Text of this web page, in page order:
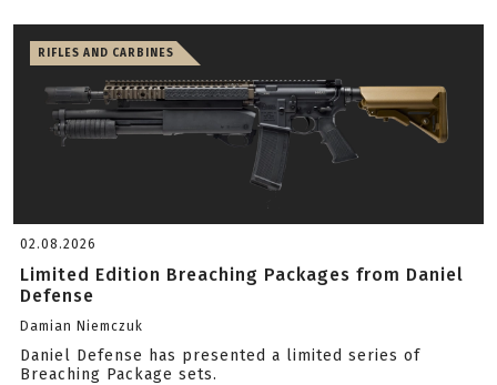
RIFLES AND CARBINES
02.08.2026
Limited Edition Breaching Packages from Daniel
Defense
Damian Niemczuk
Daniel Defense has presented a limited series of
Breaching Package sets.